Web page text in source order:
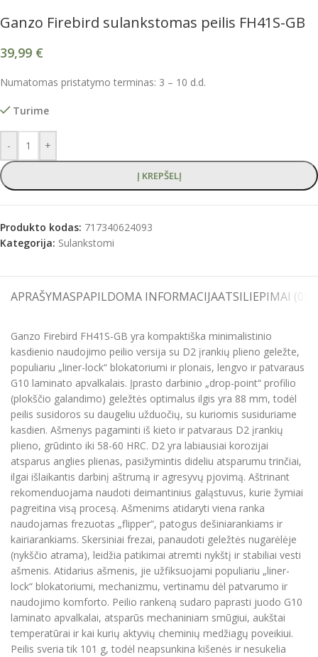
Ganzo Firebird sulankstomas peilis FH41S-GB
39,99 €
Numatomas pristatymo terminas: 3 – 10 d.d.
Turime
- +
Į KREPŠELĮ
Produkto kodas: 717340624093
Kategorija: Sulankstomi
APRAŠYMASPAPILDOMA INFORMACIJAATSILIEPIMAI (0)
Ganzo Firebird FH41S-GB yra kompaktiška minimalistinio
kasdienio naudojimo peilio versija su D2 įrankių plieno geležte,
populiariu „liner-lock“ blokatoriumi ir plonais, lengvo ir patvaraus
G10 laminato apvalkalais. Įprasto darbinio „drop-point“ profilio
(plokščio galandimo) geležtės optimalus ilgis yra 88 mm, todėl
peilis susidoros su daugeliu užduočių, su kuriomis susiduriame
kasdien. Ašmenys pagaminti iš kieto ir patvaraus D2 įrankių
plieno, grūdinto iki 58-60 HRC. D2 yra labiausiai korozijai
atsparus anglies plienas, pasižymintis dideliu atsparumu trinčiai,
ilgai išlaikantis darbinį aštrumą ir agresyvų pjovimą. Aštrinant
rekomenduojama naudoti deimantinius galąstuvus, kurie žymiai
pagreitina visą procesą. Ašmenims atidaryti viena ranka
naudojamas frezuotas „flipper“, patogus dešiniarankiams ir
kairiarankiams. Skersiniai frezai, panaudoti geležtės nugarėlėje
(nykščio atrama), leidžia patikimai atremti nykštį ir stabiliai vesti
ašmenis. Atidarius ašmenis, jie užfiksuojami populiariu „liner-
lock“ blokatoriumi, mechanizmu, vertinamu dėl patvarumo ir
naudojimo komforto. Peilio rankeną sudaro paprasti juodo G10
laminato apvalkalai, atsparūs mechaniniam smūgiui, aukštai
temperatūrai ir kai kurių aktyvių cheminių medžiagų poveikiui.
Peilis sveria tik 101 g, todėl neapsunkina kišenės ir nesukelia